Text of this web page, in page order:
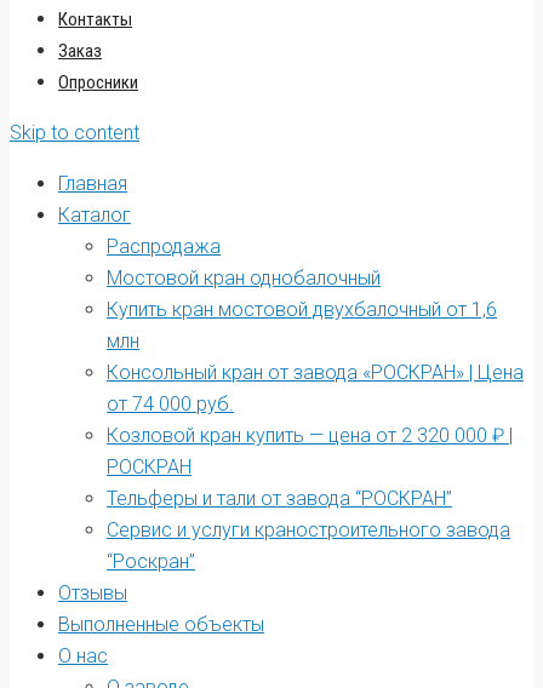
Контакты
Заказ
Опросники
Skip to content
Главная
Каталог
Распродажа
Мостовой кран однобалочный
Купить кран мостовой двухбалочный от 1,6
млн
Консольный кран от завода «РОСКРАН» | Цена
от 74 000 руб.
Козловой кран купить — цена от 2 320 000 ₽ |
РОСКРАН
Тельферы и тали от завода “РОСКРАН”
Сервис и услуги краностроительного завода
“Роскран”
Отзывы
Выполненные объекты
О нас